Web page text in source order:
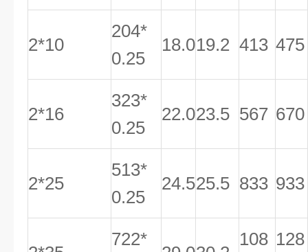
2*10
204*
0.25
18.019.2 413 475
2*16
323*
0.25
22.023.5 567 670
2*25
513*
0.25
24.525.5 833 933
722*
108 128